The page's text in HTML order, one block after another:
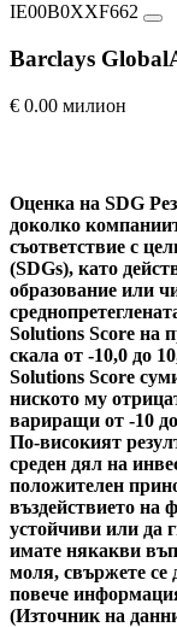
IE00B0XXF662
Barclays
€ 0.00 милион
Оценка на SDG
доколко
съответствие с
(SDGs), като
образование или
Solutions Score на
скала от -10,0 до
Solutions Score
ниското му
вариращи от -10
По-високият
среден дял на
положителен
въздействието на
устойчиви или да
имате някакви
моля, свържете се
повече
(Източник на